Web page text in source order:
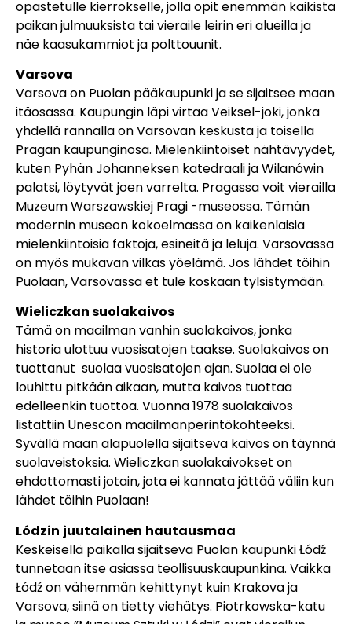
opastetulle kierrokselle, jolla opit enemmän kaikista
paikan julmuuksista tai vieraile leirin eri alueilla ja
näe kaasukammiot ja polttouunit.
Varsova
Varsova on Puolan pääkaupunki ja se sijaitsee maan
itäosassa. Kaupungin läpi virtaa Veiksel-joki, jonka
yhdellä rannalla on Varsovan keskusta ja toisella
Pragan kaupunginosa. Mielenkiintoiset nähtävyydet,
kuten Pyhän Johanneksen katedraali ja Wilanówin
palatsi, löytyvät joen varrelta. Pragassa voit vierailla
Muzeum Warszawskiej Pragi -museossa. Tämän
modernin museon kokoelmassa on kaikenlaisia ​​
mielenkiintoisia faktoja, esineitä ja leluja. Varsovassa
on myös mukavan vilkas yöelämä. Jos lähdet töihin
Puolaan, Varsovassa et tule koskaan tylsistymään.
Wieliczkan suolakaivos
Tämä on maailman vanhin suolakaivos, jonka
historia ulottuu vuosisatojen taakse. Suolakaivos on
tuottanut suolaa vuosisatojen ajan. Suolaa ei ole
louhittu pitkään aikaan, mutta kaivos tuottaa
edelleenkin tuottoa. Vuonna 1978 suolakaivos
listattiin Unescon maailmanperintökohteeksi.
Syvällä maan alapuolella sijaitseva kaivos on täynnä
suolaveistoksia. Wieliczkan suolakaivokset on
ehdottomasti jotain, jota ei kannata jättää väliin kun
lähdet töihin Puolaan!
Lódzin juutalainen hautausmaa
Keskeisellä paikalla sijaitseva Puolan kaupunki Łódź
tunnetaan itse asiassa teollisuuskaupunkina. Vaikka
Łódź on vähemmän kehittynyt kuin Krakova ja
Varsova, siinä on tietty viehätys. Piotrkowska-katu